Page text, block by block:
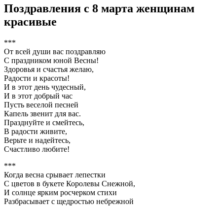
Поздравления с 8 марта женщинам
красивые
***
От всей души вас поздравляю
С праздником юной Весны!
Здоровья и счастья желаю,
Радости и красоты!
И в этот день чудесный,
И в этот добрый час
Пусть веселой песней
Капель звенит для вас.
Празднуйте и смейтесь,
В радости живите,
Верьте и надейтесь,
Счастливо любите!
***
Когда весна срывает лепестки
С цветов в букете Королевы Снежной,
И солнце ярким росчерком стихи
Разбрасывает с щедростью небрежной